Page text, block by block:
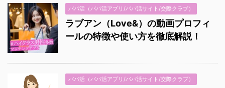
パパ活（パパ活アプリ/パパ活サイト/交際クラブ）
ラブアン（Love&）の動画プロフィ
ールの特徴や使い方を徹底解説！
パパ活（パパ活アプリ/パパ活サイト/交際クラブ）